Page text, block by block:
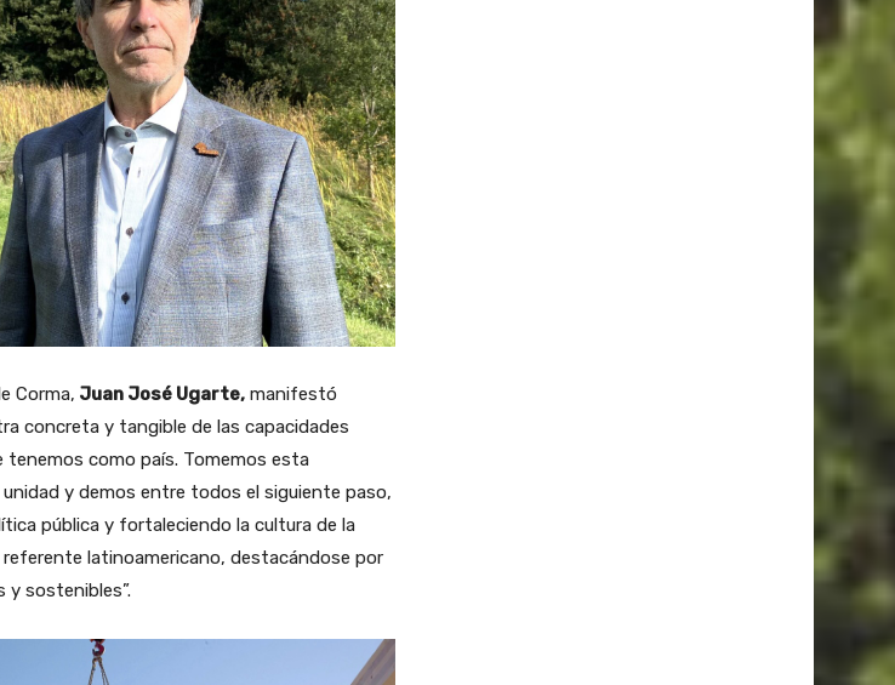
Corma, Juan José Ugarte,manifestó
concreta y tangible de las capacidades
tenemos como país. Tomemos esta
y demos entre todos el siguiente paso,
pública y fortaleciendo la cultura de la
referente latinoamericano, destacándose por
y sostenibles”.